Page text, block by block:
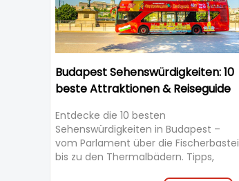
Budapest Sehenswürdigkeiten: 10
beste Attraktionen & Reiseguide
Entdecke die 10 besten
Sehenswürdigkeiten in Budapest –
vom Parlament über die Fischerbastei
bis zu den Thermalbädern. Tipps,